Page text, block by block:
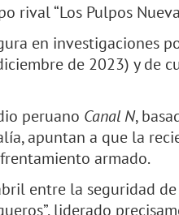
rival “Los Pulpos
en investigaciones
de 2023) y de
peruano Canal N,
apuntan a que la
armado.
entre la seguridad
liderado